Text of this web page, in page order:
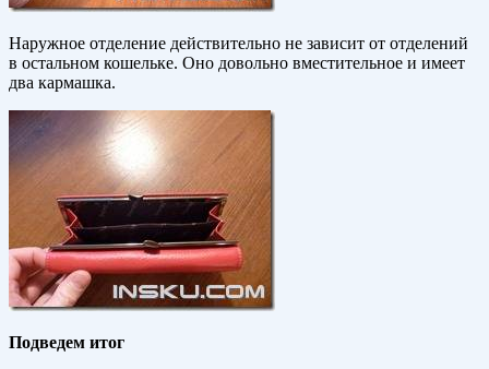
Наружное отделение действительно не зависит от отделений
в остальном кошельке. Оно довольно вместительное и имеет
два кармашка.
Подведем итог